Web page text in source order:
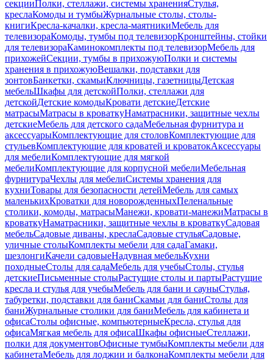
секцииПолки, стеллажи, системы храненияСтулья,
креслаКомоды и тумбыЖурнальные столы, столы-
книгиКресла-качалки, кресла-маятникиМебель для
телевизораКомоды, тумбы под телевизорКронштейны, стойки
для телевизораКаминокомплекты под телевизорМебель для
прихожейСекции, тумбы в прихожуюПолки и системы
хранения в прихожуюВешалки, подставки для
зонтовБанкетки, скамьиКлючницы, газетницыДетская
мебельШкафы для детскойПолки, стеллажи для
детскойДетские комодыКровати детскиеДетские
матрасыМатрасы в кроваткуНаматрасники, защитные чехлы
детскиеМебель для детского садаМебельная фурнитура и
аксессуарыКомплектующие для столовКомплектующие для
стульевКомплектующие для кроватей и кроватокАксессуары
для мебелиКомплектующие для мягкой
мебелиКомплектующие для корпусной мебелиМебельная
фурнитураЧехлы для мебелиСистемы хранения для
кухниТовары для безопасности детейМебель для самых
маленькихКроватки для новорожденныхПеленальные
столики, комоды, матрасыМанежи, кровати-манежиМатрасы в
кроваткуНаматрасники, защитные чехлы в кроваткуСадовая
мебельСадовые диваны, креслаСадовые стульяСадовые,
уличные столыКомплекты мебели для садаГамаки,
шезлонгиКачели садовыеНадувная мебельКухни
походныеСтолы для садаМебель для учебыСтолы, стулья
детскиеПисьменные столыРастущие столы и партыРастущие
кресла и стулья для учебыМебель для бани и сауныСтулья,
табуретки, подставки для баниСкамьи для баниСтолы для
баниЖурнальные столики для баниМебель для кабинета и
офисаСтолы офисные, компьютерныеКресла, стулья для
офисаМягкая мебель для офисаШкафы офисныеСтеллажи,
полки для документовОфисные тумбыКомплекты мебели для
кабинетаМебель для лоджии и балконаКомплекты мебели для